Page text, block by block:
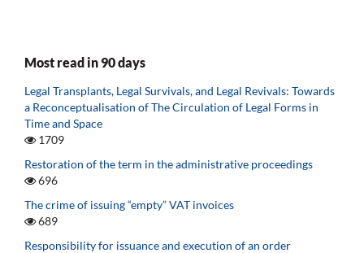
Most read in 90 days
Legal Transplants, Legal Survivals, and Legal Revivals: Towards
a Reconceptualisation of The Circulation of Legal Forms in
Time and Space
1709
Restoration of the term in the administrative proceedings
696
The crime of issuing “empty” VAT invoices
689
Responsibility for issuance and execution of an order